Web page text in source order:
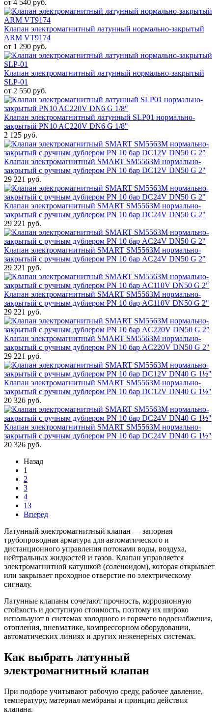
от 4 540 руб.
Клапан электромагнитный латунный нормально-закрытый
ARM VT9174
от 1 290 руб.
Клапан электромагнитный латунный нормально-закрытый
SLP-01
от 2 550 руб.
Клапан электромагнитный латунный SLP01 нормально-
закрытый PN10 AC220V DN6 G 1/8"
2 125 руб.
Клапан электромагнитный SMART SM5563M нормально-
закрытый с ручным дублером PN 10 бар DC12V DN50 G 2"
29 221 руб.
Клапан электромагнитный SMART SM5563M нормально-
закрытый с ручным дублером PN 10 бар DC24V DN50 G 2"
29 221 руб.
Клапан электромагнитный SMART SM5563M нормально-
закрытый с ручным дублером PN 10 бар AC24V DN50 G 2"
29 221 руб.
Клапан электромагнитный SMART SM5563M нормально-
закрытый с ручным дублером PN 10 бар AC110V DN50 G 2"
29 221 руб.
Клапан электромагнитный SMART SM5563M нормально-
закрытый с ручным дублером PN 10 бар AC220V DN50 G 2"
29 221 руб.
Клапан электромагнитный SMART SM5563M нормально-
закрытый с ручным дублером PN 10 бар DC12V DN40 G 1½"
20 326 руб.
Клапан электромагнитный SMART SM5563M нормально-
закрытый с ручным дублером PN 10 бар DC24V DN40 G 1½"
20 326 руб.
Назад
1
2
3
4
13
Вперед
Латунный электромагнитный клапан — запорная
трубопроводная арматура для автоматического и
дистанционного управления потоками воды, воздуха,
нейтральных жидкостей и газов. Клапан управляется
электромагнитной катушкой (соленоидом), которая открывает
или закрывает проходное отверстие по электрическому
сигналу.
Латунные клапаны сочетают прочность, коррозионную
стойкость и доступную стоимость, поэтому их широко
используют в системах холодного и горячего водоснабжения,
отопления, пневматике, компрессорном оборудовании,
автоматических линиях и других инженерных системах.
Как выбрать латунный
электромагнитный клапан
При подборе учитывают рабочую среду, рабочее давление,
температуру, материал мембраны и принцип действия
клапана.